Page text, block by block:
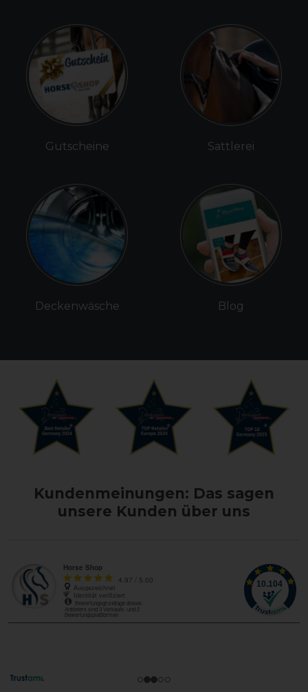
Gutscheine
Deckenwäsche
Sattlerei
Blog
Kundenmeinungen: Das sagen
unsere Kunden über uns